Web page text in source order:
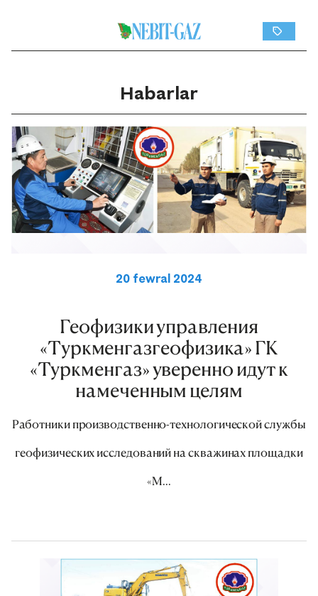
Habarlar
20 fewral 2024
Геофизики управления
«Туркменгазгеофизика» ГК
«Туркменгаз» уверенно идут к
намеченным целям
Работники производственно-технологической службы
геофизических исследований на скважинах площадки
«М...